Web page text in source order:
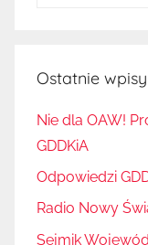
Ostatnie wpisy
Nie dla OAW!
GDDKiA
Odpowiedzi
Radio Nowy
Sejmik